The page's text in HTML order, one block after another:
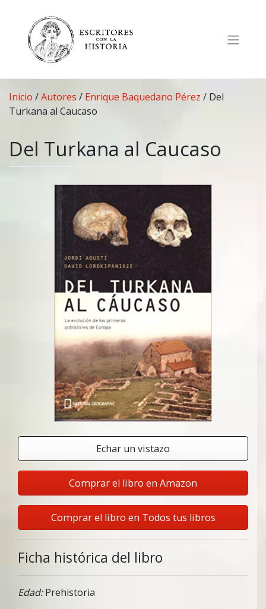
contenido
Inicio /Autores / Enrique Baquedano Pérez / Del
Turkana al Caucaso
Del Turkana al Caucaso
Echar un vistazo
Comprar el libro en Amazon
Comprar el libro en Todos tus libros
Ficha histórica del libro
Edad:Prehistoria